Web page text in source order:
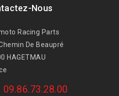
Nous
Racing Parts
De Beaupré
HAGETMAU
09.86.73.28.00